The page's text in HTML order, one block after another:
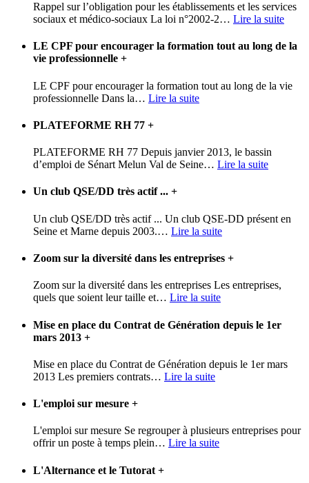
Rappel sur l’obligation pour les établissements et les services
sociaux et médico-sociaux La loi n°2002-2… Lire la suite
LE CPF pour encourager la formation tout au long de la
vie professionnelle +
LE CPF pour encourager la formation tout au long de la vie
professionnelle Dans la… Lire la suite
PLATEFORME RH 77 +
PLATEFORME RH 77 Depuis janvier 2013, le bassin
d’emploi de Sénart Melun Val de Seine… Lire la suite
Un club QSE/DD très actif ... +
Un club QSE/DD très actif ... Un club QSE-DD présent en
Seine et Marne depuis 2003.… Lire la suite
Zoom sur la diversité dans les entreprises +
Zoom sur la diversité dans les entreprises Les entreprises,
quels que soient leur taille et… Lire la suite
Mise en place du Contrat de Génération depuis le 1er
mars 2013 +
Mise en place du Contrat de Génération depuis le 1er mars
2013 Les premiers contrats… Lire la suite
L'emploi sur mesure +
L'emploi sur mesure Se regrouper à plusieurs entreprises pour
offrir un poste à temps plein… Lire la suite
L'Alternance et le Tutorat +